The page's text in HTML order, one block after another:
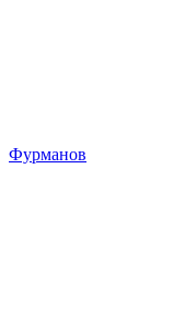
Фурманов